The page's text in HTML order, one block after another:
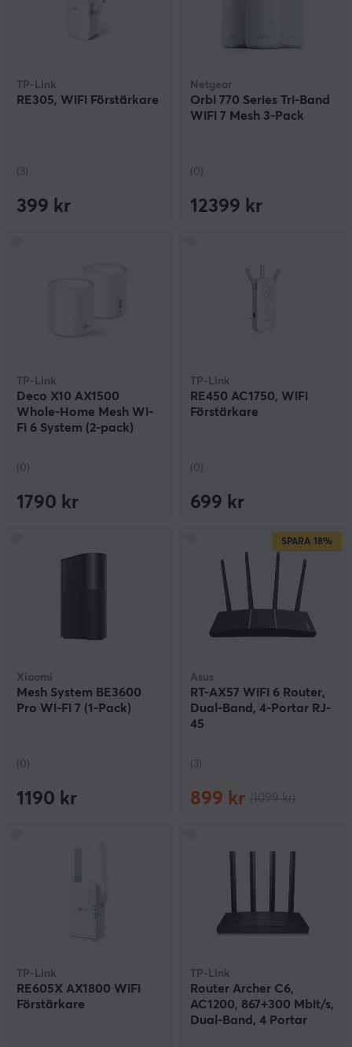
TP-Link
RE305, WiFi Förstärkare
(3)
399 kr
Netgear
Orbi 770 Series Tri-Band
WiFi 7 Mesh 3-Pack​
(0)
12399 kr
TP-Link
Deco X10 AX1500
Whole-Home Mesh Wi-
Fi 6 System (2-pack)
(0)
1790 kr
TP-Link
RE450 AC1750, WiFi
Förstärkare
(0)
699 kr
Xiaomi
Mesh System BE3600
Pro Wi-Fi 7 (1-Pack)
(0)
1190 kr
SPARA 18%
Asus
RT-AX57 WiFi 6 Router,
Dual-Band, 4-Portar RJ-
45
(3)
899 kr
TP-Link
RE605X AX1800 WiFi
Förstärkare
TP-Link
Router Archer C6,
AC1200, 867+300 Mbit/s,
Dual-Band, 4 Portar